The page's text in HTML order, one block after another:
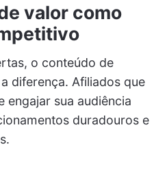
valor como
o conteúdo de
diferença. Afiliados que
engajar sua audiência
duradouros e